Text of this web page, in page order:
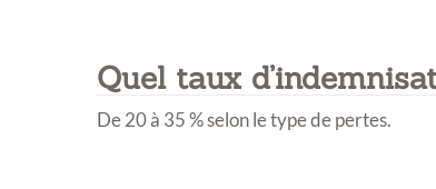
Quel taux
De 20 à 35 % selon le type de pertes.